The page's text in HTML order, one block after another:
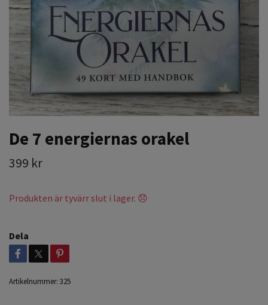
De 7 energiernas orakel
399 kr
Produkten är tyvärr slut i lager. 😞
Dela
Artikelnummer: 325